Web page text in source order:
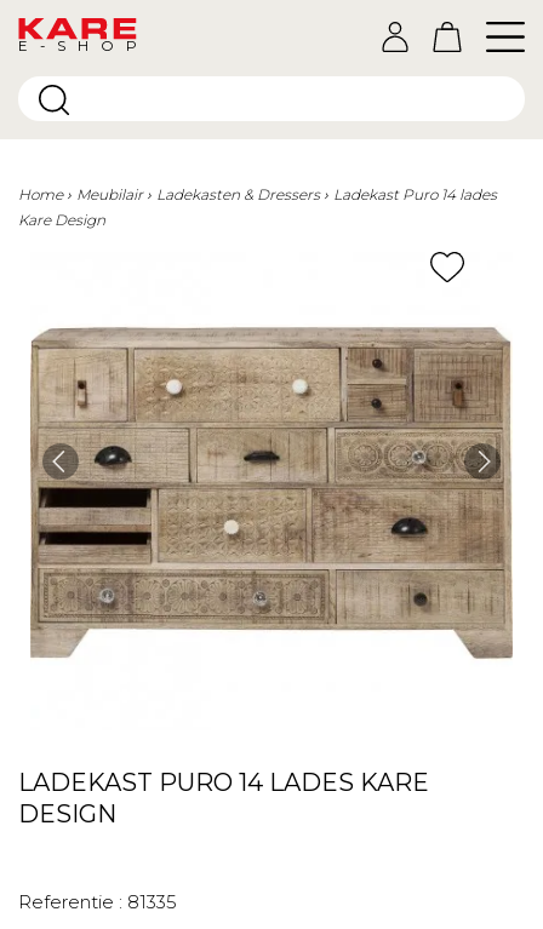
E-SHOP
Home Meubilair Ladekasten & Dressers
Ladekast Puro 14 lades
Kare Design
LADEKAST PURO 14 LADES KARE
DESIGN
Referentie : 81335